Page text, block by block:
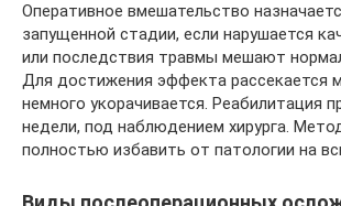
Оперативное вмешательство
запущенной стадии, если нарушается
или последствия травмы мешают
Для достижения эффекта рассекается
немного укорачивается. Реабилитация
недели, под наблюдением хирурга.
полностью избавить от патологии на